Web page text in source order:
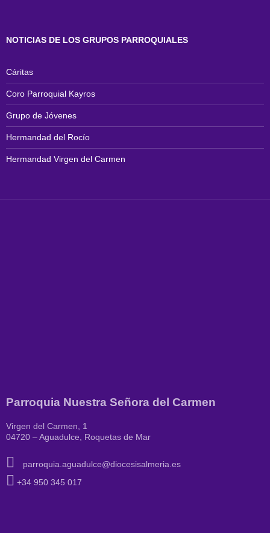
NOTICIAS DE LOS GRUPOS PARROQUIALES
Cáritas
Coro Parroquial Kayros
Grupo de Jóvenes
Hermandad del Rocío
Hermandad Virgen del Carmen
Parroquia Nuestra Señora del Carmen
Virgen del Carmen, 1
04720 – Aguadulce, Roquetas de Mar
parroquia.aguadulce@diocesisalmeria.es
+34 950 345 017